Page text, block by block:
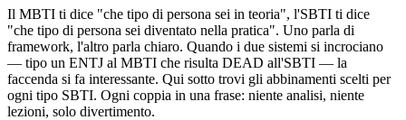
Il MBTI ti dice "che tipo di persona sei in teoria", l'SBTI ti dice
"che tipo di persona sei diventato nella pratica". Uno parla di
framework, l'altro parla chiaro. Quando i due sistemi si incrociano
— tipo un ENTJ al MBTI che risulta DEAD all'SBTI — la
faccenda si fa interessante. Qui sotto trovi gli abbinamenti scelti per
ogni tipo SBTI. Ogni coppia in una frase: niente analisi, niente
lezioni, solo divertimento.